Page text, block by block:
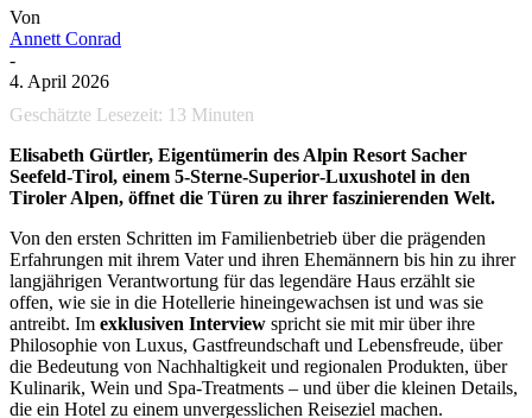
Von
Annett Conrad
-
4. April 2026
Geschätzte Lesezeit: 13 Minuten
Elisabeth Gürtler, Eigentümerin des Alpin Resort Sacher
Seefeld‑Tirol, einem 5‑Sterne‑Superior‑Luxushotel in den
Tiroler Alpen, öffnet die Türen zu ihrer faszinierenden Welt.
Von den ersten Schritten im Familienbetrieb über die prägenden
Erfahrungen mit ihrem Vater und ihren Ehemännern bis hin zu ihrer
langjährigen Verantwortung für das legendäre Haus erzählt sie
offen, wie sie in die Hotellerie hineingewachsen ist und was sie
antreibt. Im exklusiven Interview spricht sie mit mir über ihre
Philosophie von Luxus, Gastfreundschaft und Lebensfreude, über
die Bedeutung von Nachhaltigkeit und regionalen Produkten, über
Kulinarik, Wein und Spa-Treatments – und über die kleinen Details,
die ein Hotel zu einem unvergesslichen Reiseziel machen.